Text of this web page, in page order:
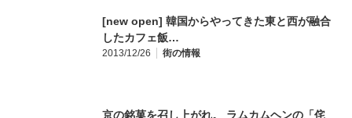
[new open] 韓国からやってきた東と西が融合
したカフェ飯…
2013/12/26 街の情報
京の銘菓を召し上がれ。 ラムカムヘンの「侘